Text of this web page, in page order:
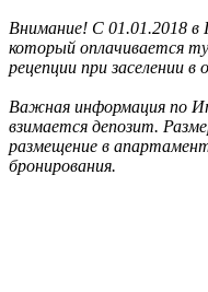
Внимание! С 01.01.2018 в
который оплачивается
рецепции при заселении в
Важная информация по
взимается депозит.
размещение в
бронирования.